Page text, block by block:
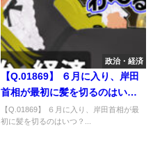
政治・経済
【Q.01869】 ６月に入り、岸田
首相が最初に髪を切るのはい
つ？
【Q.01869】 ６月に入り、岸田首相が最
初に髪を切るのはいつ？...